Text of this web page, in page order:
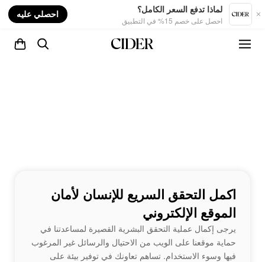
لماذا تدفع السعر الكامل؟
احصل على خصم 15% في التطبيق
احصلي عليه
اكمل التحقق السريع للإنسان لأمان
الموقع الإلكتروني
يرجى إكمال عملية التحقق البشرية القصيرة لمساعدتنا في
حماية موقعنا على الويب من الاحتيال والرسائل غير المرغوب
فيها وسوء الاستخدام. تساهم تعاونك في توفير بيئة على